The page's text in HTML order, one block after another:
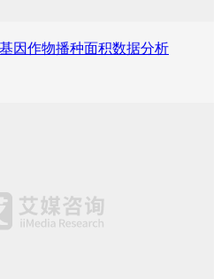
因作物播种面积数据分析